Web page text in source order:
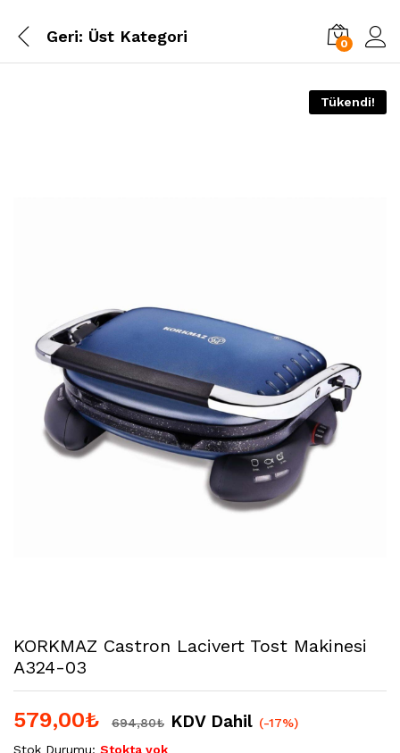
Geri: Üst Kategori 0
Tükendi!
KORKMAZ Castron Lacivert Tost Makinesi
A324-03
579,00₺ 694,80₺ KDV Dahil (-17%)
Stok Durumu: Stokta yok